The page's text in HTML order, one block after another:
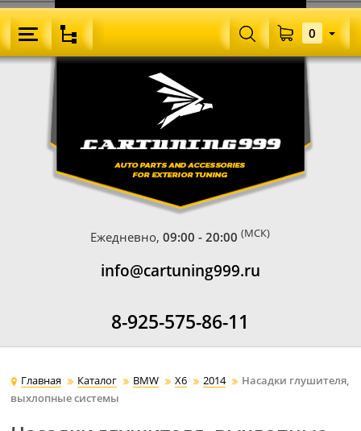
Ежедневно,09:00 - 20:00 (МСК)
info@cartuning999.ru
8-925-575-86-11
0
Главная Каталог BMW X6 2014
Насадки глушителя,
выхлопные системы